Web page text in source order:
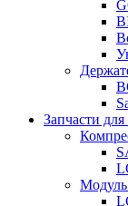
Запчасти
Модуль